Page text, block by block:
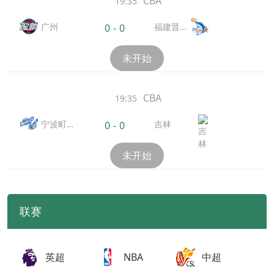
广州 0 - 0
福建晋江
未开始
19:35 CBA
宁波町
0 - 0 吉林
未开始
联赛
英超 NBA 中超